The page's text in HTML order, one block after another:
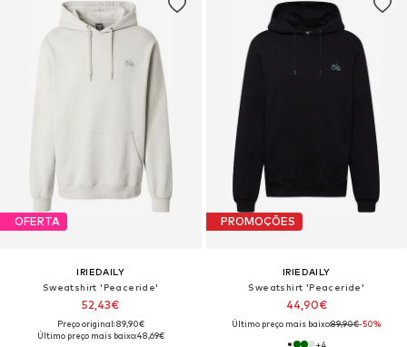
OFERTA
IRIEDAILY
Sweatshirt 'Peaceride'
52,43€
Preço original: 89,90€
Último preço mais baixo:48,69€
PROMOÇÕES
IRIEDAILY
Sweatshirt 'Peaceride'
44,90€
Último preço mais baixo:89,90€-50%
+4